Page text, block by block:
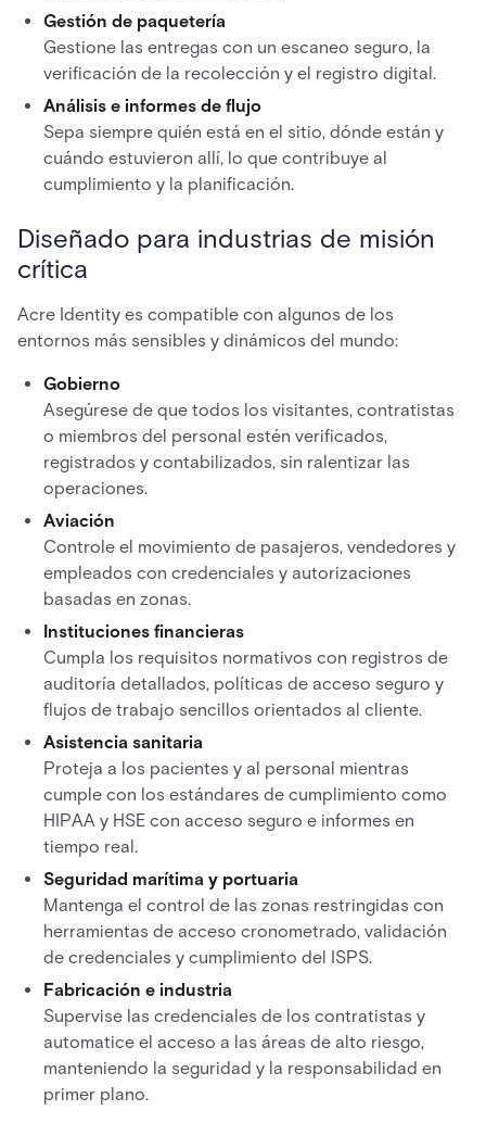
Gestión de paquetería
Gestione las entregas con un escaneo seguro, la
verificación de la recolección y el registro digital.
Análisis e informes de flujo
Sepa siempre quién está en el sitio, dónde están y
cuándo estuvieron allí, lo que contribuye al
cumplimiento y la planificación.
Diseñado para industrias de misión
crítica
Acre Identity es compatible con algunos de los
entornos más sensibles y dinámicos del mundo:
Gobierno
Asegúrese de que todos los visitantes, contratistas
o miembros del personal estén verificados,
registrados y contabilizados, sin ralentizar las
operaciones.
Aviación
Controle el movimiento de pasajeros, vendedores y
empleados con credenciales y autorizaciones
basadas en zonas.
Instituciones financieras
Cumpla los requisitos normativos con registros de
auditoría detallados, políticas de acceso seguro y
flujos de trabajo sencillos orientados al cliente.
Asistencia sanitaria
Proteja a los pacientes y al personal mientras
cumple con los estándares de cumplimiento como
HIPAA y HSE con acceso seguro e informes en
tiempo real.
Seguridad marítima y portuaria
Mantenga el control de las zonas restringidas con
herramientas de acceso cronometrado, validación
de credenciales y cumplimiento del ISPS.
Fabricación e industria
Supervise las credenciales de los contratistas y
automatice el acceso a las áreas de alto riesgo,
manteniendo la seguridad y la responsabilidad en
primer plano.